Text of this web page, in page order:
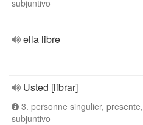
subjuntivo
ella libre
Usted [librar]
3. personne singulier, presente,
subjuntivo